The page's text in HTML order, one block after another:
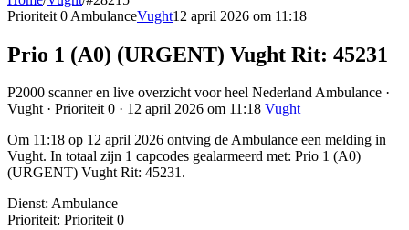
Prioriteit 0 AmbulanceVught12 april 2026 om 11:18
Prio 1 (A0) (URGENT) Vught Rit: 45231
P2000 scanner en live overzicht voor heel Nederland Ambulance ·
Vught · Prioriteit 0 · 12 april 2026 om 11:18 Vught
Om 11:18 op 12 april 2026 ontving de Ambulance een melding in
Vught. In totaal zijn 1 capcodes gealarmeerd met: Prio 1 (A0)
(URGENT) Vught Rit: 45231.
Dienst: Ambulance
Prioriteit: Prioriteit 0